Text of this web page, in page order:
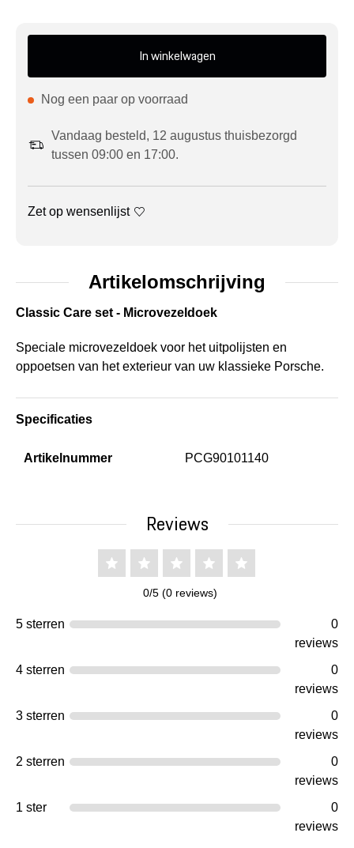
In winkelwagen
Nog een paar op voorraad
Vandaag besteld, 12 augustus thuisbezorgd
tussen 09:00 en 17:00.
Zet op wensenlijst
Artikelomschrijving
Classic Care set - Microvezeldoek
Speciale microvezeldoek voor het uitpolijsten en
oppoetsen van het exterieur van uw klassieke Porsche.
Specificaties
Artikelnummer PCG90101140
Reviews
0/5 (0 reviews)
5 sterren
0
reviews
4 sterren
0
reviews
3 sterren
0
reviews
2 sterren
0
reviews
1 ster
0
reviews